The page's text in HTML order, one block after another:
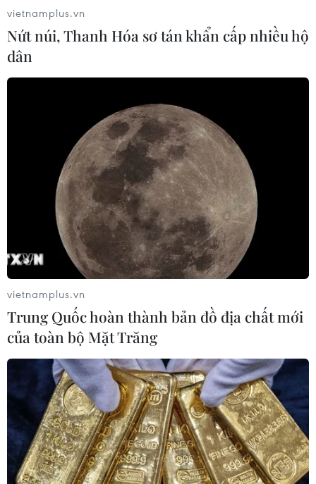
vietnamplus.vn
Nứt núi, Thanh Hóa sơ tán khẩn cấp nhiều hộ
dân
vietnamplus.vn
Trung Quốc hoàn thành bản đồ địa chất mới
của toàn bộ Mặt Trăng